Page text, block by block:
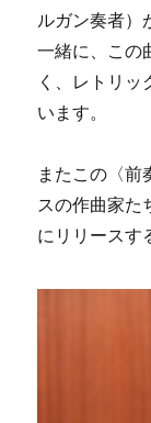
ルガン奏者）
一緒に、この
く、レトリッ
います。
またこの〈前
スの作曲家た
にリリースす